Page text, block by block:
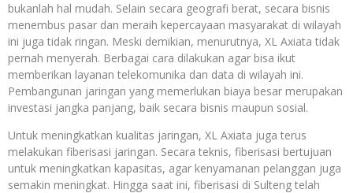
bukanlah hal mudah. Selain secara geografi berat, secara bisnis
menembus pasar dan meraih kepercayaan masyarakat di wilayah
ini juga tidak ringan. Meski demikian, menurutnya, XL Axiata tidak
pernah menyerah. Berbagai cara dilakukan agar bisa ikut
memberikan layanan telekomunika dan data di wilayah ini.
Pembangunan jaringan yang memerlukan biaya besar merupakan
investasi jangka panjang, baik secara bisnis maupun sosial.
Untuk meningkatkan kualitas jaringan, XL Axiata juga terus
melakukan fiberisasi jaringan. Secara teknis, fiberisasi bertujuan
untuk meningkatkan kapasitas, agar kenyamanan pelanggan juga
semakin meningkat. Hingga saat ini, fiberisasi di Sulteng telah